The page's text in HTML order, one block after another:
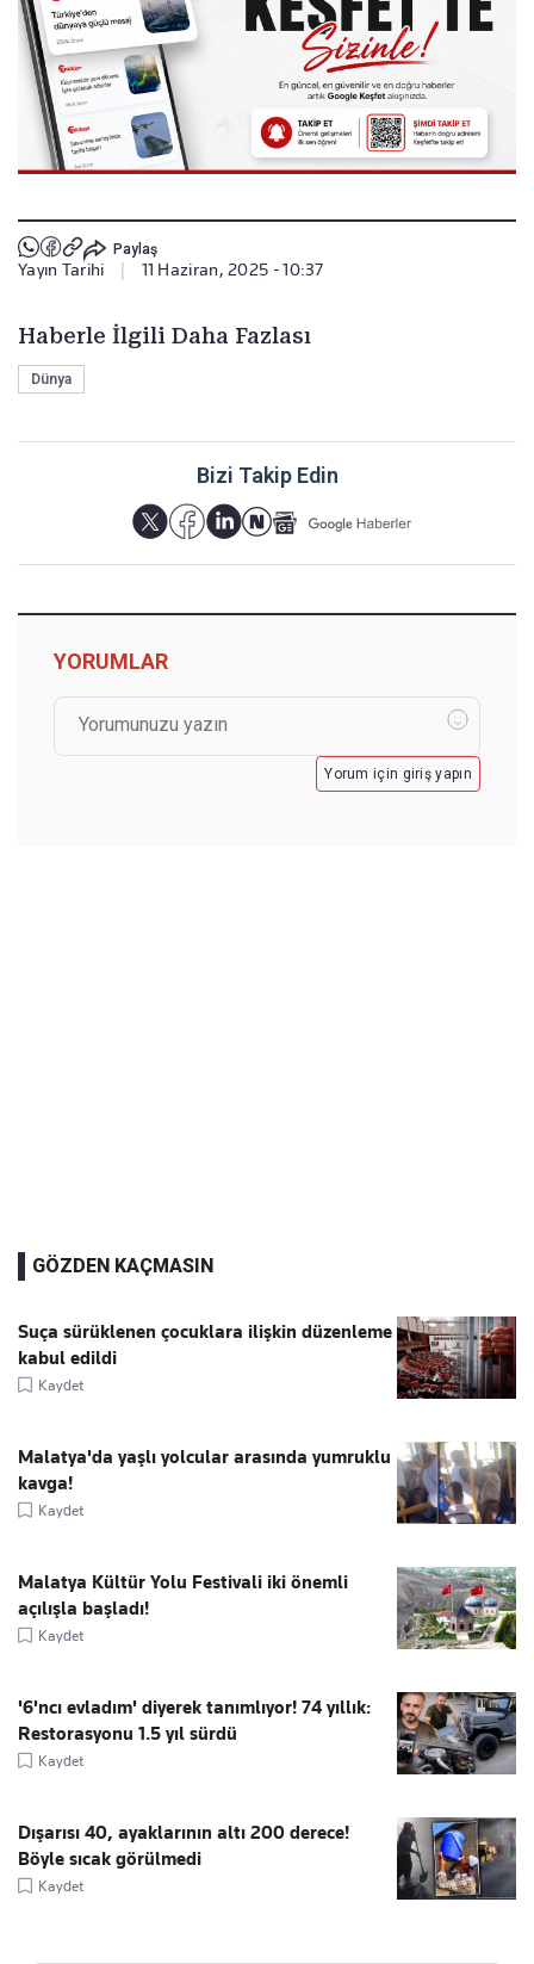
Paylaş
Yayın Tarihi 11 Haziran, 2025 - 10:37
Haberle İlgili Daha Fazlası
Dünya
Bizi Takip Edin
YORUMLAR
Yorum için giriş yapın
GÖZDEN KAÇMASIN
Suça sürüklenen çocuklara ilişkin düzenleme
kabul edildi
Kaydet
Malatya'da yaşlı yolcular arasında yumruklu
kavga!
Kaydet
Malatya Kültür Yolu Festivali iki önemli
açılışla başladı!
Kaydet
'6'ncı evladım' diyerek tanımlıyor! 74 yıllık:
Restorasyonu 1.5 yıl sürdü
Kaydet
Dışarısı 40, ayaklarının altı 200 derece!
Böyle sıcak görülmedi
Kaydet